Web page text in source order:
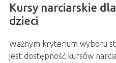
Kursy narciarskie
dzieci
Ważnym kryterium wyboru
jest dostępność kursów